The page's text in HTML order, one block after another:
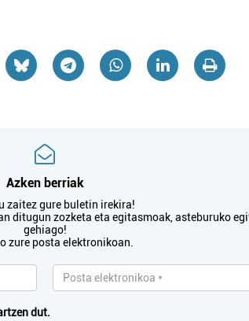
Azken berriak
zaitez gure buletin irekira!
ditugun zozketa eta egitasmoak, asteburuko
gehiago!
zure posta elektronikoan.
dut.